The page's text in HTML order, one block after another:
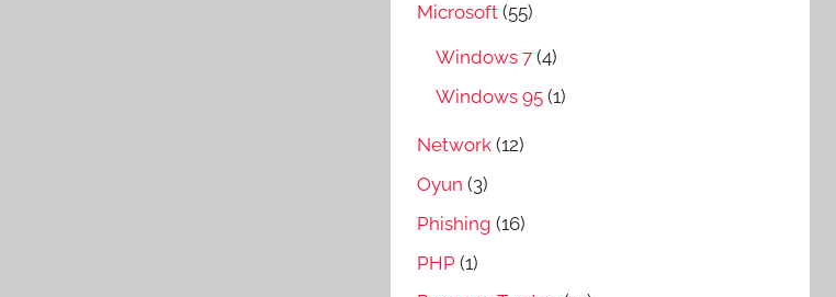
Microsoft (55)
Windows 7 (4)
Windows 95 (1)
Network (12)
Oyun (3)
Phishing (16)
PHP (1)